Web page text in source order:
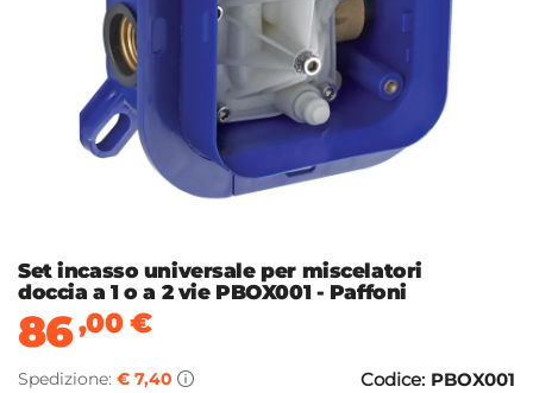
Set incasso universale per miscelatori
doccia a 1 o a 2 vie PBOX001 - Paffoni
86,00€
Spedizione: € 7,40 Codice: PBOX001